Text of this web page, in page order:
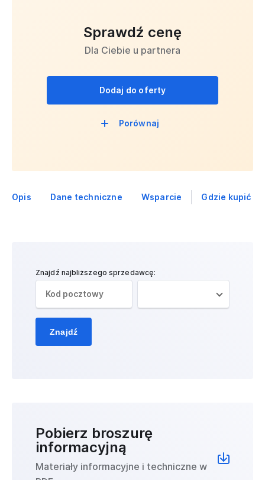
Sprawdź cenę
Dla Ciebie u partnera
Dodaj do oferty
Porównaj
Opis Dane techniczne Wsparcie Gdzie kupić
Znajdź najbliższego sprzedawcę:
Znajdź
Pobierz broszurę
informacyjną
Materiały informacyjne i techniczne w